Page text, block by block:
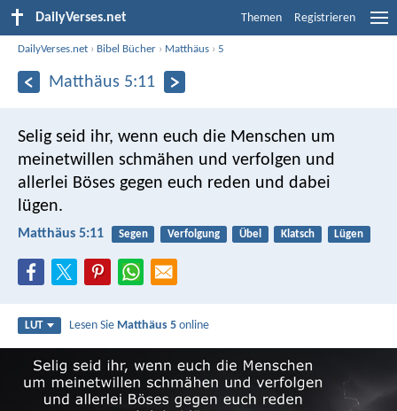
DailyVerses.net Themen Registrieren
DailyVerses.net › Bibel Bücher › Matthäus ›5
Matthäus 5:11
Selig seid ihr, wenn euch die Menschen um
meinetwillen schmähen und verfolgen und
allerlei Böses gegen euch reden und dabei
lügen.
Matthäus 5:11 Segen Verfolgung Übel Klatsch Lügen
LUT Lesen Sie Matthäus 5 online